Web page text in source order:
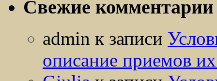
Свежие комментарии
admin к записи
описание приемов